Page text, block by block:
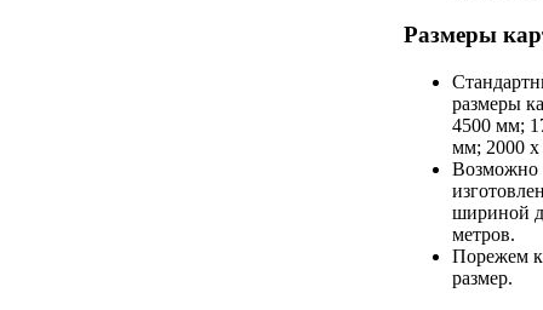
Размеры
размеры
4500 мм;
мм; 2000
Возможно
шириной
метров.
Порежем
размер.